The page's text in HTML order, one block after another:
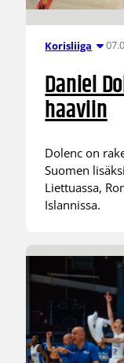
Korisliiga
Daniel
haaviin
Dolenc on
Suomen
Liettuassa,
Islannissa.